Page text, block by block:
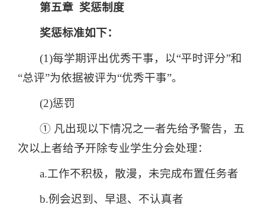
第五章 奖惩制度
奖惩标准如下：
(1)每学期评出优秀干事，以“平时评分”和
“总评”为依据被评为“优秀干事”。
(2)惩罚
① 凡出现以下情况之一者先给予警告，五
次以上者给予开除专业学生分会处理：
a.工作不积极，散漫，未完成布置任务者
b.例会迟到、早退、不认真者